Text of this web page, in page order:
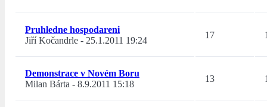
Pruhledne hospodareni
Jiří Kočandrle - 25.1.2011 19:24
17
Demonstrace v Novém Boru
Milan Bárta - 8.9.2011 15:18
13